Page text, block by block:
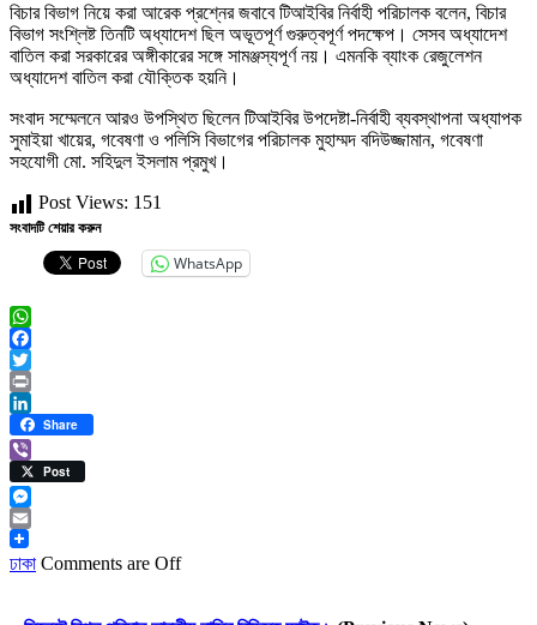
বিচার বিভাগ নিয়ে করা আরেক প্রশ্নের জবাবে টিআইবির নির্বাহী পরিচালক বলেন, বিচার
বিভাগ সংশ্লিষ্ট তিনটি অধ্যাদেশ ছিল অভূতপূর্ণ গুরুত্বপূর্ণ পদক্ষেপ। সেসব অধ্যাদেশ
বাতিল করা সরকারের অঙ্গীকারের সঙ্গে সামঞ্জস্যপূর্ণ নয়। এমনকি ব্যাংক রেজুলেশন
অধ্যাদেশ বাতিল করা যৌক্তিক হয়নি।
সংবাদ সম্মেলনে আরও উপস্থিত ছিলেন টিআইবির উপদেষ্টা-নির্বাহী ব্যবস্থাপনা অধ্যাপক
সুমাইয়া খায়ের, গবেষণা ও পলিসি বিভাগের পরিচালক মুহাম্মদ বদিউজ্জামান, গবেষণা
সহযোগী মো. সহিদুল ইসলাম প্রমুখ।
Post Views: 151
সংবাদটি শেয়ার করুন
WhatsApp
WhatsApp
Facebook
Twitter
Print
LinkedIn
Share
ViberPost
Messenger
Email
ঢাকা Comments are Off